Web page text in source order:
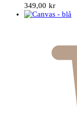
349,00 kr